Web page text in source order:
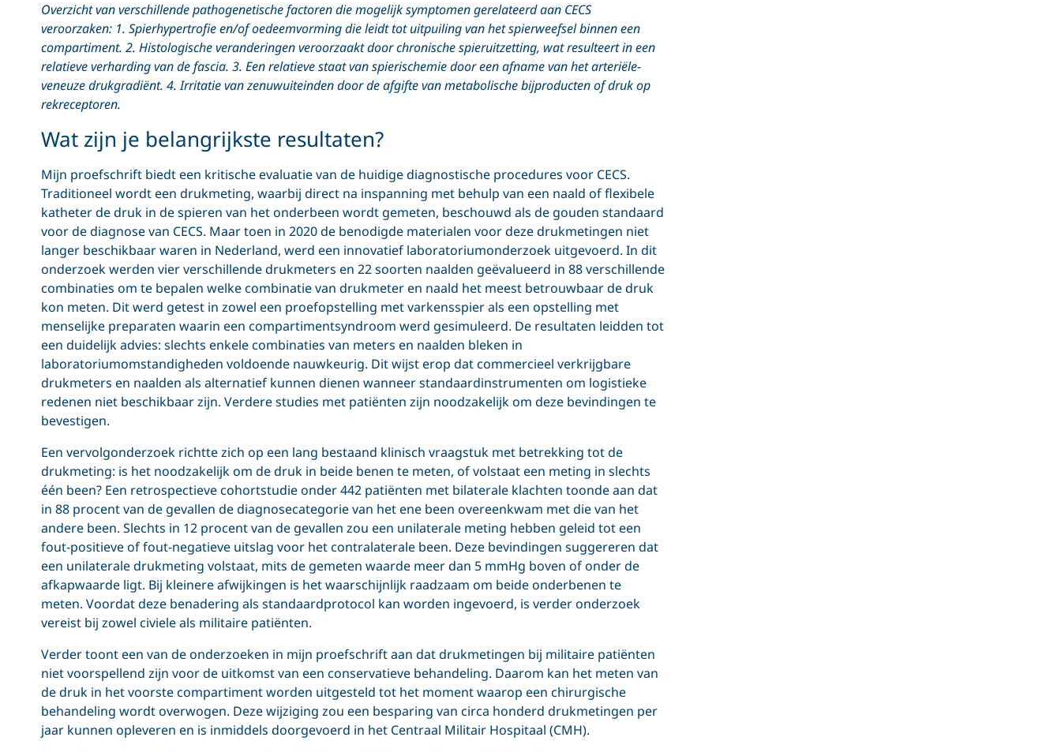
Overzicht van verschillende pathogenetische factoren die mogelijk symptomen gerelateerd aan CECS
veroorzaken: 1. Spierhypertrofie en/of oedeemvorming die leidt tot uitpuiling van het spierweefsel binnen een
compartiment. 2. Histologische veranderingen veroorzaakt door chronische spieruitzetting, wat resulteert in een
relatieve verharding van de fascia. 3. Een relatieve staat van spierischemie door een afname van het arteriële-
veneuze drukgradiënt. 4. Irritatie van zenuwuiteinden door de afgifte van metabolische bijproducten of druk op
rekreceptoren.
Wat zijn je belangrijkste resultaten?
Mijn proefschrift biedt een kritische evaluatie van de huidige diagnostische procedures voor CECS.
Traditioneel wordt een drukmeting, waarbij direct na inspanning met behulp van een naald of flexibele
katheter de druk in de spieren van het onderbeen wordt gemeten, beschouwd als de gouden standaard
voor de diagnose van CECS. Maar toen in 2020 de benodigde materialen voor deze drukmetingen niet
langer beschikbaar waren in Nederland, werd een innovatief laboratoriumonderzoek uitgevoerd. In dit
onderzoek werden vier verschillende drukmeters en 22 soorten naalden geëvalueerd in 88 verschillende
combinaties om te bepalen welke combinatie van drukmeter en naald het meest betrouwbaar de druk
kon meten. Dit werd getest in zowel een proefopstelling met varkensspier als een opstelling met
menselijke preparaten waarin een compartimentsyndroom werd gesimuleerd. De resultaten leidden tot
een duidelijk advies: slechts enkele combinaties van meters en naalden bleken in
laboratoriumomstandigheden voldoende nauwkeurig. Dit wijst erop dat commercieel verkrijgbare
drukmeters en naalden als alternatief kunnen dienen wanneer standaardinstrumenten om logistieke
redenen niet beschikbaar zijn. Verdere studies met patiënten zijn noodzakelijk om deze bevindingen te
bevestigen.
Een vervolgonderzoek richtte zich op een lang bestaand klinisch vraagstuk met betrekking tot de
drukmeting: is het noodzakelijk om de druk in beide benen te meten, of volstaat een meting in slechts
één been? Een retrospectieve cohortstudie onder 442 patiënten met bilaterale klachten toonde aan dat
in 88 procent van de gevallen de diagnosecategorie van het ene been overeenkwam met die van het
andere been. Slechts in 12 procent van de gevallen zou een unilaterale meting hebben geleid tot een
fout-positieve of fout-negatieve uitslag voor het contralaterale been. Deze bevindingen suggereren dat
een unilaterale drukmeting volstaat, mits de gemeten waarde meer dan 5 mmHg boven of onder de
afkapwaarde ligt. Bij kleinere afwijkingen is het waarschijnlijk raadzaam om beide onderbenen te
meten. Voordat deze benadering als standaardprotocol kan worden ingevoerd, is verder onderzoek
vereist bij zowel civiele als militaire patiënten.
Verder toont een van de onderzoeken in mijn proefschrift aan dat drukmetingen bij militaire patiënten
niet voorspellend zijn voor de uitkomst van een conservatieve behandeling. Daarom kan het meten van
de druk in het voorste compartiment worden uitgesteld tot het moment waarop een chirurgische
behandeling wordt overwogen. Deze wijziging zou een besparing van circa honderd drukmetingen per
jaar kunnen opleveren en is inmiddels doorgevoerd in het Centraal Militair Hospitaal (CMH).